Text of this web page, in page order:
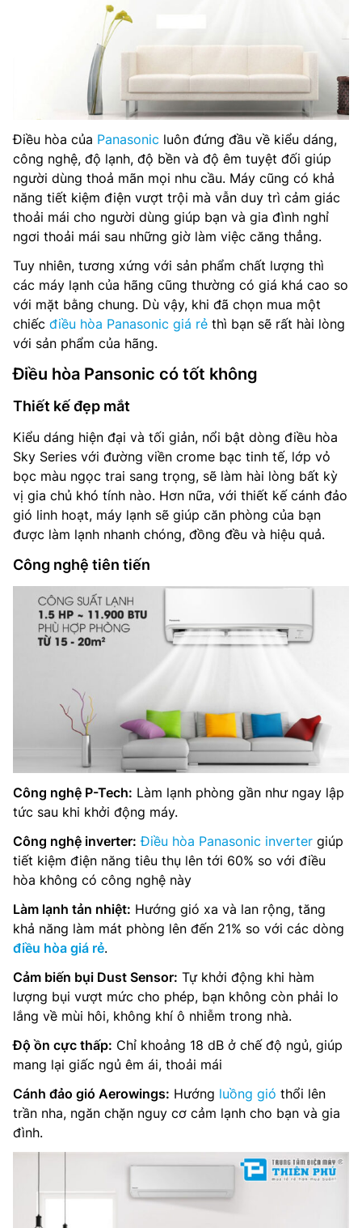
Điều hòa của Panasonic luôn đứng đầu về kiểu dáng,
công nghệ, độ lạnh, độ bền và độ êm tuyệt đối giúp
người dùng thoả mãn mọi nhu cầu. Máy cũng có khả
năng tiết kiệm điện vượt trội mà vẫn duy trì cảm giác
thoải mái cho người dùng giúp bạn và gia đình nghỉ
ngơi thoải mái sau những giờ làm việc căng thẳng.
Tuy nhiên, tương xứng với sản phẩm chất lượng thì
các máy lạnh của hãng cũng thường có giá khá cao so
với mặt bằng chung. Dù vậy, khi đã chọn mua một
chiếc điều hòa Panasonic giá rẻ thì bạn sẽ rất hài lòng
với sản phẩm của hãng.
Điều hòa Pansonic có tốt không
Thiết kế đẹp mắt
Kiểu dáng hiện đại và tối giản, nổi bật dòng điều hòa
Sky Series với đường viền crome bạc tinh tế, lớp vỏ
bọc màu ngọc trai sang trọng, sẽ làm hài lòng bất kỳ
vị gia chủ khó tính nào. Hơn nữa, với thiết kế cánh đảo
gió linh hoạt, máy lạnh sẽ giúp căn phòng của bạn
được làm lạnh nhanh chóng, đồng đều và hiệu quả.
Công nghệ tiên tiến
Công nghệ P-Tech: Làm lạnh phòng gần như ngay lập
tức sau khi khởi động máy.
Công nghệ inverter: Điều hòa Panasonic inverter giúp
tiết kiệm điện năng tiêu thụ lên tới 60% so với điều
hòa không có công nghệ này
Làm lạnh tản nhiệt: Hướng gió xa và lan rộng, tăng
khả năng làm mát phòng lên đến 21% so với các dòng
điều hòa giá rẻ.
Cảm biến bụi Dust Sensor: Tự khởi động khi hàm
lượng bụi vượt mức cho phép, bạn không còn phải lo
lắng về mùi hôi, không khí ô nhiễm trong nhà.
Độ ồn cực thấp: Chỉ khoảng 18 dB ở chế độ ngủ, giúp
mang lại giấc ngủ êm ái, thoải mái
Cánh đảo gió Aerowings: Hướng luồng gió thổi lên
trần nha, ngăn chặn nguy cơ cảm lạnh cho bạn và gia
đình.